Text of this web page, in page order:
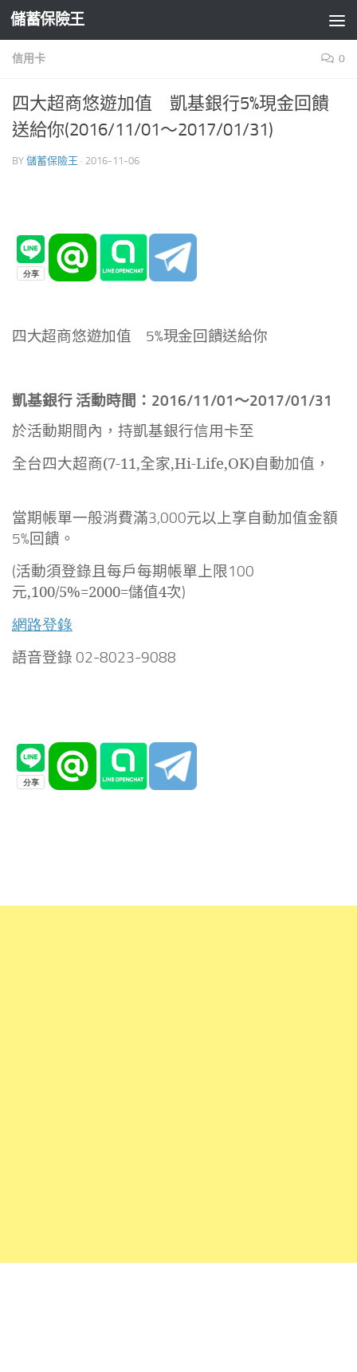
Skip to content
儲蓄保險王
信用卡 0
四大超商悠遊加值 凱基銀行5%現金回饋
送給你(2016/11/01～2017/01/31)
BY 儲蓄保險王 · 2016-11-06
四大超商悠遊加值 5%現金回饋送給你
凱基銀行活動時間：2016/11/01～2017/01/31
於活動期間內，持凱基銀行信用卡至
全台四大超商(7-11,全家,Hi-Life,OK)自動加值，
當期帳單一般消費滿3,000元以上享自動加值金額
5%回饋。
(活動須登錄且每戶每期帳單上限100
元,100/5%=2000=儲值4次)
網路登錄
語音登錄 02-8023-9088